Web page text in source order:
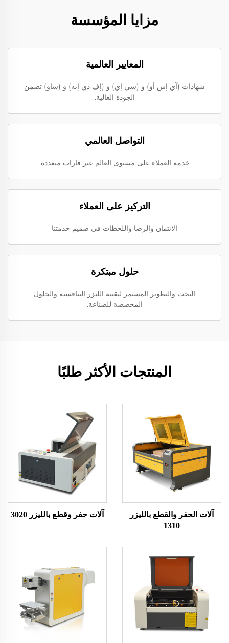
مزايا المؤسسة
المعايير العالمية
شهادات (آي إس أو) و (سي إي) و (إف دي إيه) و (ساو) تضمن
الجودة العالية.
التواصل العالمي
خدمة العملاء على مستوى العالم عبر قارات متعددة.
التركيز على العملاء
الائتمان والرضا واللحظات في صميم خدمتنا
حلول مبتكرة
البحث والتطوير المستمر لتقنية الليزر التنافسية والحلول
المخصصة للصناعة.
المنتجات الأكثر طلبًا
آلات الحفر والقطع بالليزر
1310
آلات حفر وقطع بالليزر 3020